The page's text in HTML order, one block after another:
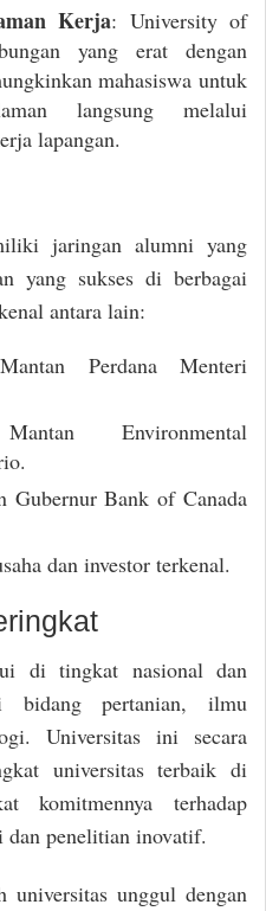
Kerja: University of
yang erat dengan
mahasiswa untuk
langsung melalui
lapangan.
jaringan alumni yang
yang sukses di berbagai
antara lain:
Perdana Menteri
Environmental
Gubernur Bank of Canada
dan investor terkenal.
di tingkat nasional dan
bidang pertanian, ilmu
Universitas ini secara
universitas terbaik di
komitmennya terhadap
penelitian inovatif.
unggul dengan